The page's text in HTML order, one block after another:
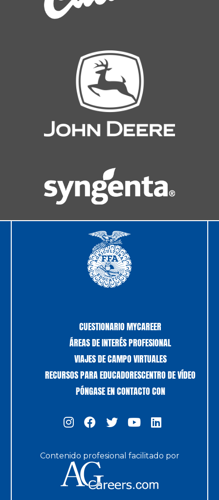
CUESTIONARIO MYCAREER
ÁREAS DE INTERÉS PROFESIONAL
VIAJES DE CAMPO VIRTUALES
RECURSOS PARA EDUCADORESCENTRO DE VÍDEO
PÓNGASE EN CONTACTO CON
Contenido profesional facilitado por